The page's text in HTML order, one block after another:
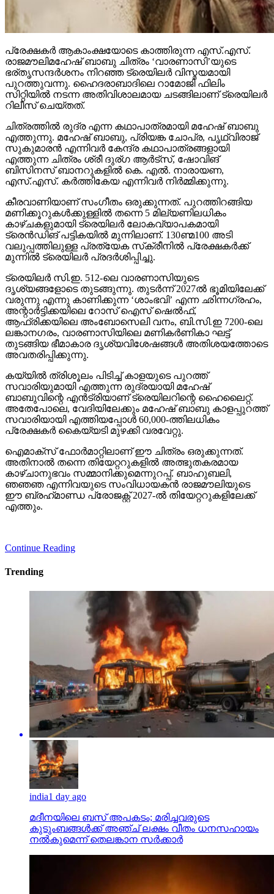
പ്രേക്ഷകര്‍ ആകാംക്ഷയോടെ കാത്തിരുന്ന എസ്.എസ്.
രാജമൗലിമഹേഷ് ബാബു ചിത്രം ‘വാരണാസി’യുടെ
ഭര്തൃസന്ദര്‍ശനം നിറഞ്ഞ ട്രെയിലര്‍ വിസ്മയമായി
പുറത്തുവന്നു. ഹൈദരാബാദിലെ റാമോജി ഫിലിം
സിറ്റിയില്‍ നടന്ന അതിവിശാലമായ ചടങ്ങിലാണ് ട്രെയിലര്‍
റിലീസ് ചെയ്തത്.
ചിത്രത്തില്‍ രുദ്ര എന്ന കഥാപാത്രമായി മഹേഷ് ബാബു
എത്തുന്നു. മഹേഷ് ബാബു, പ്രിയങ്ക ചോപ്ര, പൃഥ്വിരാജ്
സുകുമാരന്‍ എന്നിവര്‍ കേന്ദ്ര കഥാപാത്രങ്ങളായി
എത്തുന്ന ചിത്രം ശ്രീ ദുര്ഗ ആര്‍ട്‌സ്, ഷോവിങ്
ബിസിനസ് ബാനറുകളില്‍ കെ. എല്‍. നാരായണ,
എസ്.എസ്. കര്‍ത്തികേയ എന്നിവര്‍ നിര്‍മ്മിക്കുന്നു.
കീരവാണിയാണ് സംഗീതം ഒരുക്കുന്നത്. പുറത്തിറങ്ങിയ
മണിക്കൂറുകള്‍ക്കുള്ളില്‍ തന്നെ 5 മില്യണിലധികം
കാഴ്ചകളുമായി ട്രെയിലര്‍ ലോകവ്യാപകമായി
ട്രെന്‍ഡിങ് പട്ടികയില്‍ മുന്നിലാണ്. 130ണ്മ100 അടി
വലുപ്പത്തിലുള്ള പ്രത്യേക സ്‌ക്രീനില്‍ പ്രേക്ഷകര്‍ക്ക്
മുന്നില്‍ ട്രെയിലര്‍ പ്രദര്‍ശിപ്പിച്ചു.
ട്രെയിലര്‍ സി.ഇ. 512-ലെ വാരണാസിയുടെ
ദൃശ്യങ്ങളോടെ തുടങ്ങുന്നു. തുടര്‍ന്ന് 2027ല്‍ ഭൂമിയിലേക്ക്
വരുന്നു എന്നു കാണിക്കുന്ന ‘ശാംഭവി’ എന്ന ഛിന്നഗ്രഹം,
അന്റാര്‍ട്ടിക്കയിലെ റോസ് ഐസ് ഷെല്‍ഫ്,
ആഫ്രിക്കയിലെ അംബോസെലി വനം, ബി.സി.ഇ 7200-ലെ
ലങ്കാനഗരം, വാരണാസിയിലെ മണികര്‍ണികാ ഘട്ട്
തുടങ്ങിയ ഭീമാകാര ദൃശ്യവിശേഷങ്ങള്‍ അതിശയത്തോടെ
അവതരിപ്പിക്കുന്നു.
കയ്യില്‍ ത്രിശൂലം പിടിച്ച് കാളയുടെ പുറത്ത്
സവാരിയുമായി എത്തുന്ന രുദ്രയായി മഹേഷ്
ബാബുവിന്റെ എന്‍ട്രിയാണ് ട്രെയിലറിന്റെ ഹൈലൈറ്റ്.
അതേപോലെ, വേദിയിലേക്കും മഹേഷ് ബാബു കാളപ്പുറത്ത്
സവാരിയായി എത്തിയപ്പോള്‍ 60,000-ത്തിലധികം
പ്രേക്ഷകര്‍ കൈയ്യടി മുഴക്കി വരവേറ്റു.
ഐമാക്‌സ് ഫോര്‍മാറ്റിലാണ് ഈ ചിത്രം ഒരുക്കുന്നത്.
അതിനാല്‍ തന്നെ തിയേറ്ററുകളില്‍ അത്ഭുതകരമായ
കാഴ്ചാനുഭവം സമ്മാനിക്കുമെന്നുറപ്പ്. ബാഹുബലി,
ഞഞഞ എന്നിവയുടെ സംവിധായകന്‍ രാജമൗലിയുടെ
ഈ ബ്രഹ്‌മാണ്ഡ പ്രോജക്റ്റ് 2027-ല്‍ തിയേറ്ററുകളിലേക്ക്
എത്തും.
Continue Reading
Trending
india1 day ago
മദീനയിലെ ബസ് അപകടം; മരിച്ചവരുടെ
കുടുംബങ്ങള്‍ക്ക് അഞ്ച് ലക്ഷം വീതം ധനസഹായം
നല്‍കുമെന്ന് തെലങ്കാന സര്‍ക്കാര്‍